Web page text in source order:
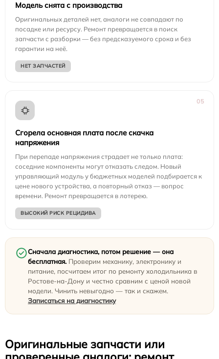
Модель снята с производства
Оригинальных деталей нет, аналоги не совпадают по
посадке или ресурсу. Ремонт превращается в поиск
запчасти с разборки — без предсказуемого срока и без
гарантии на неё.
НЕТ ЗАПЧАСТЕЙ
05
Сгорела основная плата после скачка
напряжения
При перепаде напряжения страдает не только плата:
соседние компоненты могут отказать следом. Новый
управляющий модуль у бюджетных моделей подбирается к
цене нового устройства, а повторный отказ — вопрос
времени. Ремонт превращается в лотерею.
ВЫСОКИЙ РИСК РЕЦИДИВА
Сначала диагностика, потом решение — она
бесплатная. Проверим механику, электронику и
питание, посчитаем итог по ремонту холодильника в
Ростове-на-Дону и честно сравним с ценой новой
модели. Чинить невыгодно — так и скажем.
Записаться на диагностику
Оригинальные запчасти или